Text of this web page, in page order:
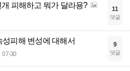
피해하고 뭐가 달라용? 11
댓글
피해 변성에 대해서
07-30
9
댓글